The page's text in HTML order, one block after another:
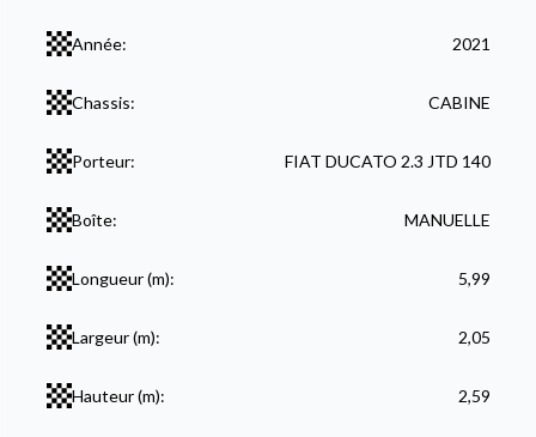
Année: 2021
Chassis: CABINE
Porteur: FIAT DUCATO 2.3 JTD 140
Boîte: MANUELLE
Longueur (m): 5,99
Largeur (m): 2,05
Hauteur (m): 2,59